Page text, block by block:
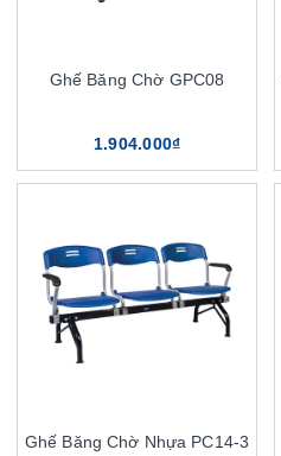
Ghế Băng Chờ GPC08
1.904.000₫
Ghế Băng Chờ Nhựa PC14-3